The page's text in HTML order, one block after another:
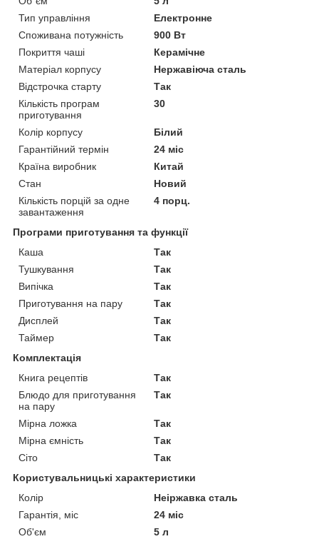
Тип управління
Електронне
Споживана потужність
900 Вт
Покриття чаші
Керамічне
Матеріал корпусу
Нержавіюча сталь
Відстрочка старту
Так
Кількість програм
приготування
30
Колір корпусу
Білий
Гарантійний термін
24 міс
Країна виробник
Китай
Стан
Новий
Кількість порцій за одне
завантаження
4 порц.
Програми приготування та функції
Каша
Так
Тушкування
Так
Випічка
Так
Приготування на пару
Так
Дисплей
Так
Таймер
Так
Комплектація
Книга рецептів
Так
Блюдо для приготування
на пару
Так
Мірна ложка
Так
Мірна ємність
Так
Сіто
Так
Користувальницькі характеристики
Колір
Неіржавка сталь
Гарантія, міс
24 міс
Об'єм
5 л